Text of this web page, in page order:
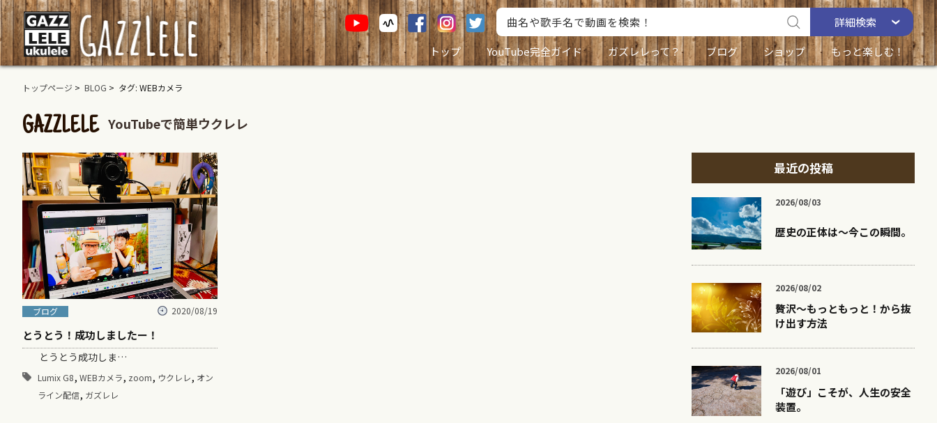
詳細検索
トップ
YouTube完全ガイド ガズレレって？ ブログ ショップ もっと楽しむ！
トップページ > BLOG > タグ: WEBカメラ
GAZZLELE YouTubeで簡単ウクレレ
ブログ 2020/08/19
とうとう！成功しましたー！
とうとう成功しま…
Lumix G8, WEBカメラ, zoom, ウクレレ, オン
ライン配信, ガズレレ
最近の投稿
2026/08/03
歴史の正体は〜今この瞬間。
2026/08/02
贅沢〜もっともっと！から抜
け出す方法
2026/08/01
「遊び」こそが、人生の安全
装置。